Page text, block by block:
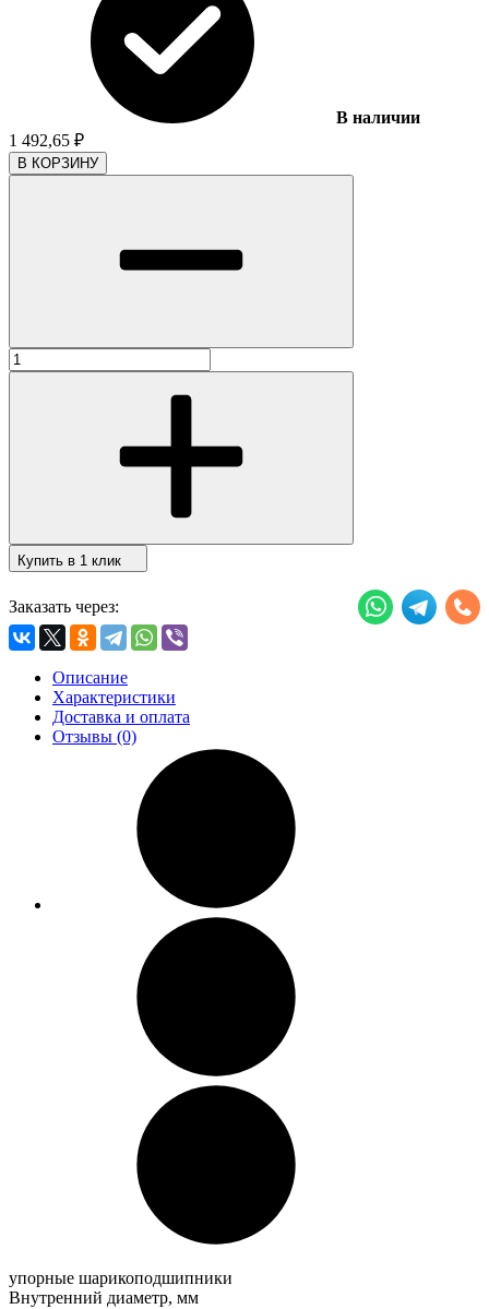
В наличии
1 492,65 ₽
В КОРЗИНУ
Купить в 1 клик
Заказать через:
Описание
Характеристики
Доставка и оплата
Отзывы (0)
упорные шарикоподшипники
Внутренний диаметр, мм